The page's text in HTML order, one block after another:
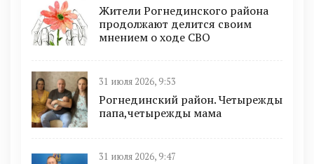
Жители Рогнединского района
продолжают делится своим
мнением о ходе СВО
31 июля 2026, 9:53
Рогнединский район. Четырежды
папа,четырежды мама
31 июля 2026, 9:47